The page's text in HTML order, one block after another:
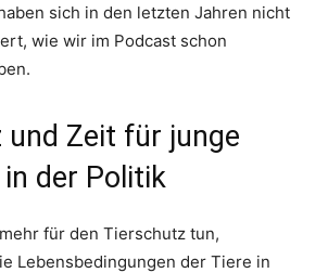
sich in den letzten Jahren nicht
wie wir im Podcast schon
Zeit für junge
der Politik
für den Tierschutz tun,
Lebensbedingungen der Tiere in